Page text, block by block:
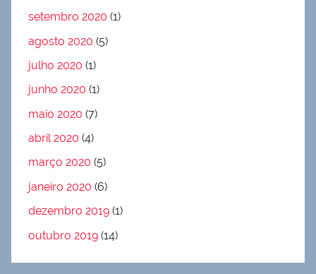
setembro 2020 (1)
agosto 2020 (5)
julho 2020 (1)
junho 2020 (1)
maio 2020 (7)
abril 2020 (4)
março 2020 (5)
janeiro 2020 (6)
dezembro 2019 (1)
outubro 2019 (14)